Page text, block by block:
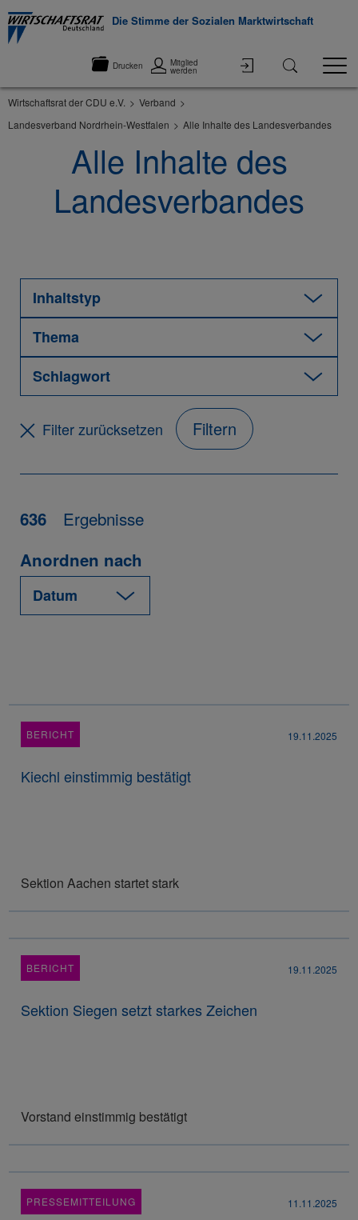
Die Stimme der Sozialen Marktwirtschaft
Drucken Mitglied
werden
Wirtschaftsrat der CDU e.V.
Verband
Landesverband Nordrhein-Westfalen
Alle Inhalte des Landesverbandes
Alle Inhalte des
Landesverbandes
Filter zurücksetzen Filtern
636 Ergebnisse
Anordnen nach
BERICHT 19.11.2025
Kiechl einstimmig bestätigt
Sektion Aachen startet stark
BERICHT 19.11.2025
Sektion Siegen setzt starkes Zeichen
Vorstand einstimmig bestätigt
PRESSEMITTEILUNG 11.11.2025